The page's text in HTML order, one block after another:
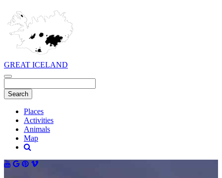
GREAT ICELAND
Places
Activities
Animals
Map